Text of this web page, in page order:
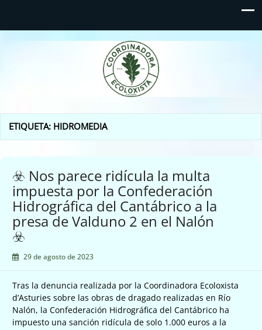
Coordinadora Ecoloxista
d'Asturies
ETIQUETA: HIDROMEDIA
☣️ Nos parece ridícula la multa
impuesta por la Confederación
Hidrográfica del Cantábrico a la
presa de Valduno 2 en el Nalón
☣️
29 de agosto de 2023
Tras la denuncia realizada por la Coordinadora Ecoloxista
d’Asturies sobre las obras de dragado realizadas en Río
Nalón, la Confederación Hidrográfica del Cantábrico ha
impuesto una sanción ridícula de solo 1.000 euros a la